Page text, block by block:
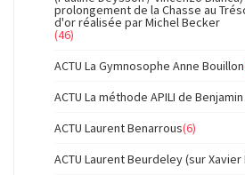
prolongement de la Chasse au
d'or réalisée par Michel Becker
(46)
ACTU La Gymnosophe Anne Bouillon
ACTU La méthode APILI de
ACTU Laurent Benarrous(6)
ACTU Laurent Beurdeley (sur Xavier